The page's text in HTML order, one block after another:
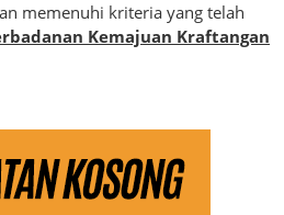
memenuhi kriteria yang telah
Kemajuan Kraftangan